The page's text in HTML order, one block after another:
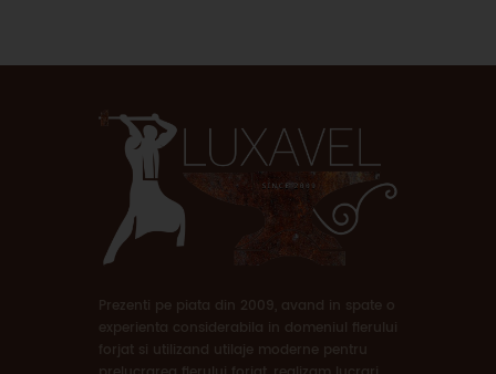
Prezenti pe piata din 2009, avand in spate o
experienta considerabila in domeniul fierului
forjat si utilizand utilaje moderne pentru